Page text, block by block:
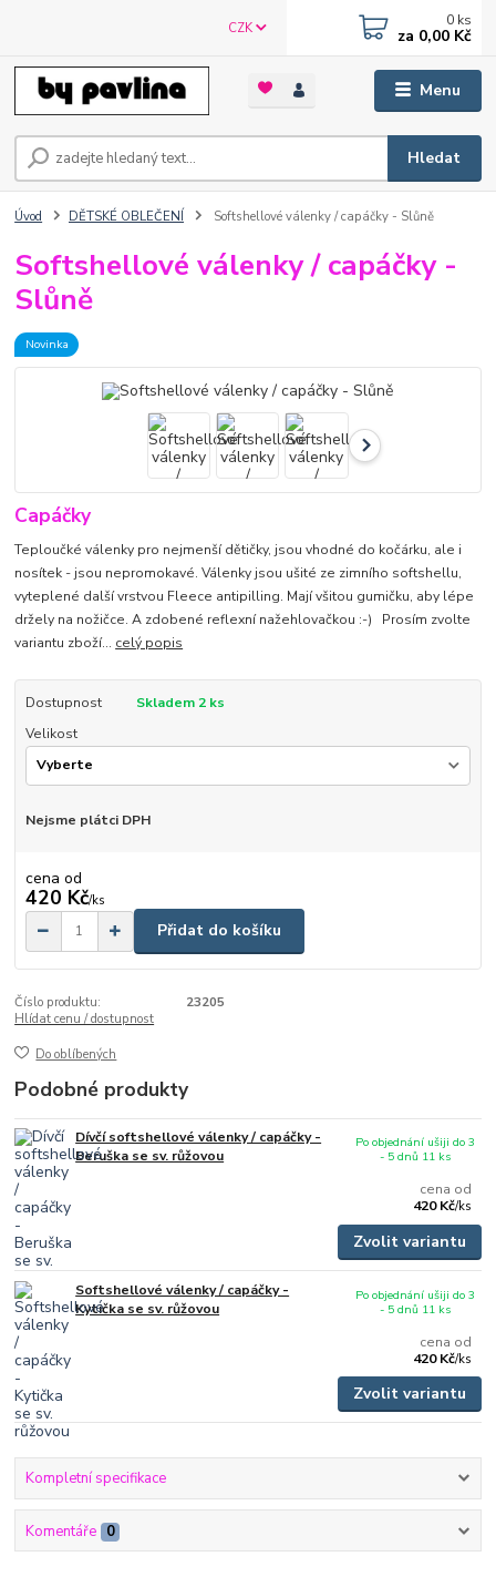
Menu
CZK
Hledat
0 ks
za 0,00 Kč
Úvod DĚTSKÉ OBLEČENÍ Softshellové válenky / capáčky - Slůně
Softshellové válenky / capáčky -
Slůně
Novinka
Capáčky
Teploučké válenky pro nejmenší dětičky, jsou vhodné do kočárku, ale i
nosítek - jsou nepromokavé. Válenky jsou ušité ze zimního softshellu,
vyteplené další vrstvou Fleece antipilling. Mají všitou gumičku, aby lépe
držely na nožičce. A zdobené reflexní nažehlovačkou :-) Prosím zvolte
variantu zboží... celý popis
Dostupnost
Skladem 2 ks
Velikost
Nejsme plátci DPH
cena od
420 Kč/ks
Přidat do košíku
Číslo produktu:
23205
Hlídat cenu / dostupnost
Do oblíbených
Podobné produkty
Dívčí softshellové válenky / capáčky -
Beruška se sv. růžovou
cena od
420 Kč/ks
Po objednání ušiji do 3
- 5 dnů 11 ks
Zvolit variantu
Softshellové válenky / capáčky -
Kytička se sv. růžovou
cena od
420 Kč/ks
Po objednání ušiji do 3
- 5 dnů 11 ks
Zvolit variantu
Kompletní specifikace
Komentáře 0